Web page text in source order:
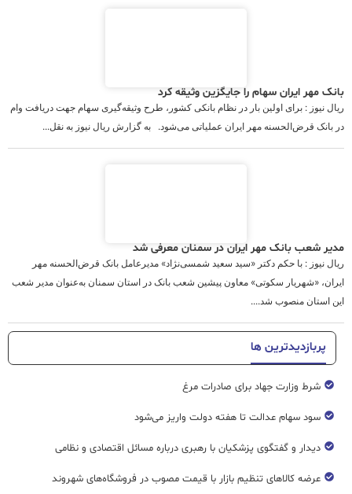
بانک مهر ایران سهام را جایگزین وثیقه کرد
ریال نیوز : برای اولین بار در نظام بانکی کشور، طرح وثیقه‌گیری سهام جهت دریافت وام
در بانک قرض‌الحسنه مهر ایران عملیاتی می‌شود. به گزارش ریال نیوز به نقل...
مدیر شعب بانک مهر ایران در سمنان معرفی شد
ریال نیوز : با حکم دکتر «سید سعید شمسی‌نژاد» مدیرعامل بانک قرض‌الحسنه مهر
ایران، «شهریار سکوتی» معاون پیشین شعب بانک در استان سمنان به‌عنوان مدیر شعب
این استان منصوب شد....
پربازدیدترین ها
شرط وزارت جهاد برای صادرات مرغ
سود سهام عدالت تا هفته دولت واریز می‌شود
دیدار و گفتگوی پزشکیان با رهبری درباره مسائل اقتصادی و نظامی
عرضه کالاهای تنظیم بازار با قیمت مصوب در فروشگاه‌های شهروند